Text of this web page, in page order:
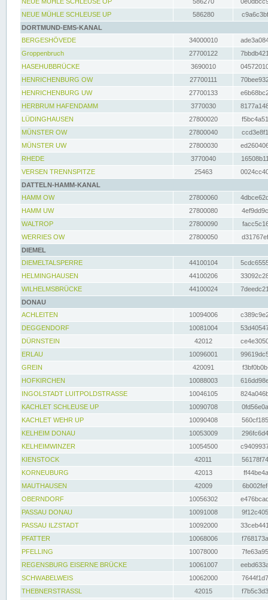
NEUE MÜHLE SCHLEUSE UP
586280
DORTMUND-EMS-KANAL
BERGESHÖVEDE
34000010
Groppenbruch
27700122
HASEHUBBRÜCKE
3690010
HENRICHENBURG OW
27700111
HENRICHENBURG UW
27700133
HERBRUM HAFENDAMM
3770030
LÜDINGHAUSEN
27800020
MÜNSTER OW
27800040
MÜNSTER UW
27800030
RHEDE
3770040
VERSEN TRENNSPITZE
25463
DATTELN-HAMM-KANAL
HAMM OW
27800060
HAMM UW
27800080
WALTROP
27800090
WERRIES OW
27800050
DIEMEL
DIEMELTALSPERRE
44100104
HELMINGHAUSEN
44100206
WILHELMSBRÜCKE
44100024
DONAU
ACHLEITEN
10094006
DEGGENDORF
10081004
DÜRNSTEIN
42012
ERLAU
10096001
GREIN
420091
HOFKIRCHEN
10088003
INGOLSTADT LUITPOLDSTRASSE
10046105
KACHLET SCHLEUSE UP
10090708
KACHLET WEHR UP
10090408
KELHEIM DONAU
10053009
KELHEIMWINZER
10054500
KIENSTOCK
42011
KORNEUBURG
42013
MAUTHAUSEN
42009
OBERNDORF
10056302
PASSAU DONAU
10091008
PASSAU ILZSTADT
10092000
PFATTER
10068006
PFELLING
10078000
REGENSBURG EISERNE BRÜCKE
10061007
SCHWABELWEIS
10062000
THEBNERSTRASSL
42015